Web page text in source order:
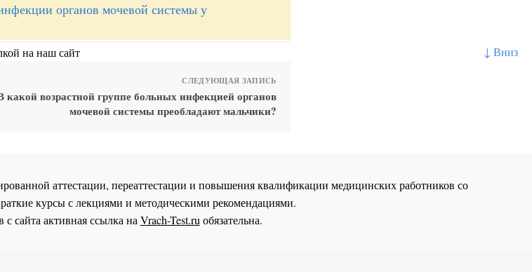
↓ Вниз
органов мочевой системы у
на наш сайт
СЛЕДУЮЩАЯ ЗАПИСЬ
какой возрастной группе больных инфекцией органов
мочевой системы преобладают мальчики?
аттестации, переаттестации и повышения квалификации медицинских работников со
курсы с лекциями и методическими рекомендациями.
сайта активная ссылка наVrach-Test.ruобязательна.